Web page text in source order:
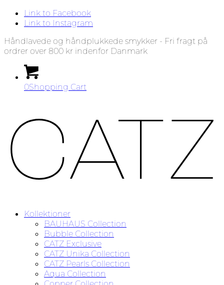
Link to Facebook
Link to Instagram
Håndlavede og håndplukkede smykker - Fri fragt på
ordrer over 800 kr indenfor Danmark
0Shopping Cart
Kollektioner
BAUHAUS Collection
Bubble Collection
CATZ Exclusive
CATZ Unika Collection
CATZ Pearls Collection
Aqua Collection